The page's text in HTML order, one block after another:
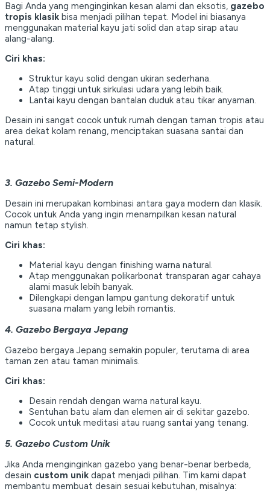
Bagi Anda yang menginginkan kesan alami dan eksotis, gazebo
tropis klasik bisa menjadi pilihan tepat. Model ini biasanya
menggunakan material kayu jati solid dan atap sirap atau
alang-alang.
Ciri khas:
Struktur kayu solid dengan ukiran sederhana.
Atap tinggi untuk sirkulasi udara yang lebih baik.
Lantai kayu dengan bantalan duduk atau tikar anyaman.
Desain ini sangat cocok untuk rumah dengan taman tropis atau
area dekat kolam renang, menciptakan suasana santai dan
natural.
3. Gazebo Semi-Modern
Desain ini merupakan kombinasi antara gaya modern dan klasik.
Cocok untuk Anda yang ingin menampilkan kesan natural
namun tetap stylish.
Ciri khas:
Material kayu dengan finishing warna natural.
Atap menggunakan polikarbonat transparan agar cahaya
alami masuk lebih banyak.
Dilengkapi dengan lampu gantung dekoratif untuk
suasana malam yang lebih romantis.
4. Gazebo Bergaya Jepang
Gazebo bergaya Jepang semakin populer, terutama di area
taman zen atau taman minimalis.
Ciri khas:
Desain rendah dengan warna natural kayu.
Sentuhan batu alam dan elemen air di sekitar gazebo.
Cocok untuk meditasi atau ruang santai yang tenang.
5. Gazebo Custom Unik
Jika Anda menginginkan gazebo yang benar-benar berbeda,
desain custom unik dapat menjadi pilihan. Tim kami dapat
membantu membuat desain sesuai kebutuhan, misalnya: